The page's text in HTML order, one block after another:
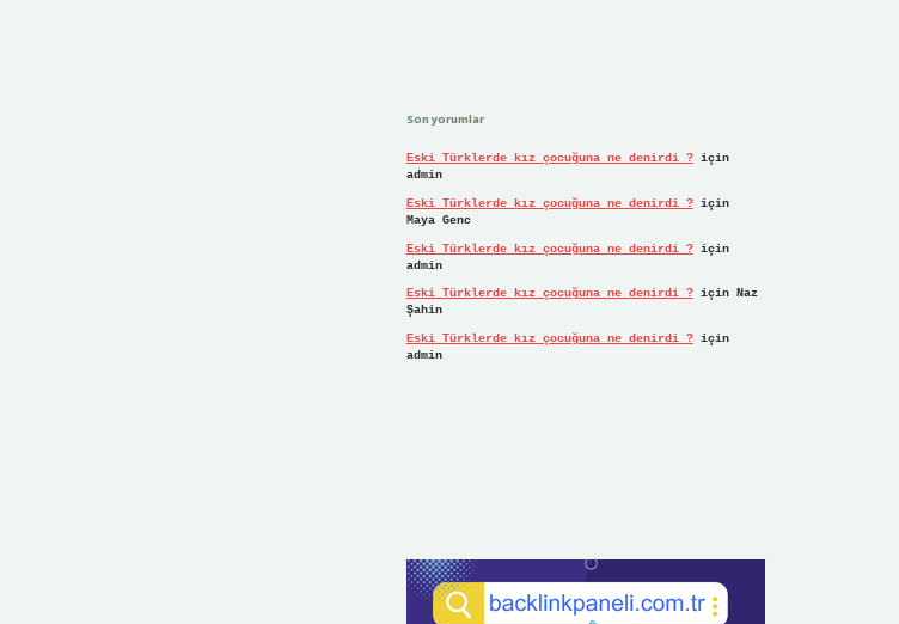
Son yorumlar
Eski Türklerde kız çocuğuna ne denirdi ?için
admin
Eski Türklerde kız çocuğuna ne denirdi ?için
Maya Genc
Eski Türklerde kız çocuğuna ne denirdi ?için
admin
Eski Türklerde kız çocuğuna ne denirdi ?için Naz
Şahin
Eski Türklerde kız çocuğuna ne denirdi ?için
admin